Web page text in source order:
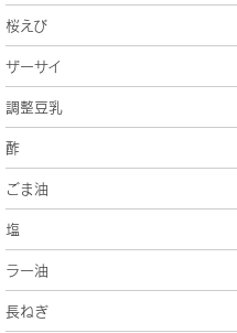
桜えび
ザーサイ
調整豆乳
酢
ごま油
塩
ラー油
長ねぎ